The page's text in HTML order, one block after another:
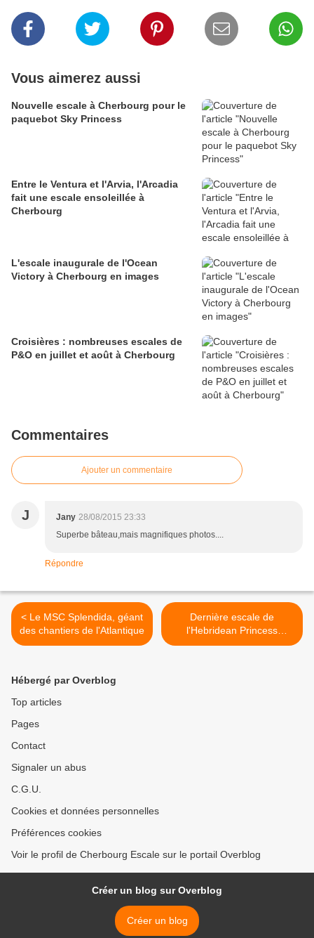
Vous aimerez aussi
Nouvelle escale à Cherbourg pour le
paquebot Sky Princess
Entre le Ventura et l'Arvia, l'Arcadia
fait une escale ensoleillée à
Cherbourg
L'escale inaugurale de l'Ocean
Victory à Cherbourg en images
Croisières : nombreuses escales de
P&O en juillet et août à Cherbourg
Commentaires
Ajouter un commentaire
J Jany 28/08/2015 23:33
Superbe bâteau,mais magnifiques photos....
Répondre
< Le MSC Splendida, géant
des chantiers de l'Atlantique
Dernière escale de
l'Hebridean Princess
aujourd'hui et demain >
Hébergé par Overblog
Top articles
Pages
Contact
Signaler un abus
C.G.U.
Cookies et données personnelles
Préférences cookies
Voir le profil de Cherbourg Escale sur le portail Overblog
Créer un blog sur Overblog
Créer un blog